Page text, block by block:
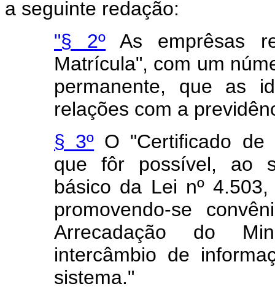
a seguinte redação:
"§ 2º As emprêsas
Matrícula", com um
permanente, que as
relações com a
§ 3º O "Certificado de
que fôr possível, ao
básico da Lei nº
promovendo-se
Arrecadação do
intercâmbio de
sistema."